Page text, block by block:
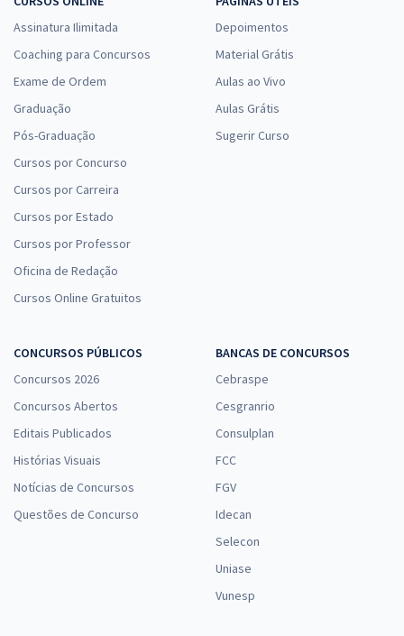
Assinatura Ilimitada
Coaching para Concursos
Exame de Ordem
Graduação
Pós-Graduação
Cursos por Concurso
Cursos por Carreira
Cursos por Estado
Cursos por Professor
Oficina de Redação
Cursos Online Gratuitos
Depoimentos
Material Grátis
Aulas ao Vivo
Aulas Grátis
Sugerir Curso
CONCURSOS PÚBLICOS
Concursos 2026
Concursos Abertos
Editais Publicados
Histórias Visuais
Notícias de Concursos
Questões de Concurso
BANCAS DE CONCURSOS
Cebraspe
Cesgranrio
Consulplan
FCC
FGV
Idecan
Selecon
Uniase
Vunesp